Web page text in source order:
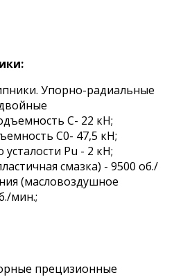
Упорно-радиальные
С- 22 кН;
С0- 47,5 кН;
усталости Pu - 2 кН;
смазка) - 9500 об./
(масловоздушное
мин.;
прецизионные